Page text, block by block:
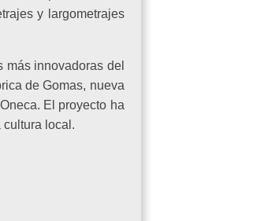
y largometrajes
innovadoras del
de Gomas, nueva
El proyecto ha
local.